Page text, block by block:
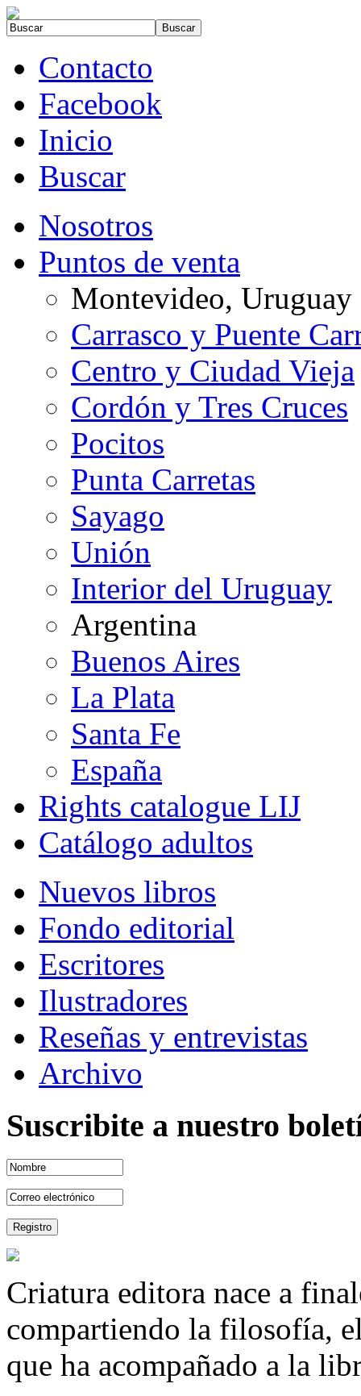
Contacto
Facebook
Inicio
Buscar
Nosotros
Puntos de venta
Montevideo, Uruguay
Carrasco y Puente
Centro y Ciudad Vieja
Cordón y Tres Cruces
Pocitos
Punta Carretas
Sayago
Unión
Interior del Uruguay
Argentina
Buenos Aires
La Plata
Santa Fe
España
Rights catalogue LIJ
Catálogo adultos
Nuevos libros
Fondo editorial
Escritores
Ilustradores
Reseñas y entrevistas
Archivo
Suscribite a nuestro
Criatura editora nace a
compartiendo la filosofía,
que ha acompañado a la